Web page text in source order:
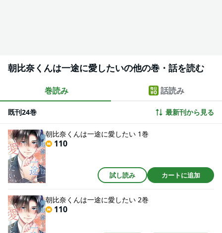
朝比奈くんは一途に愛したいの他の巻・話を読む
巻読み 話読み
既刊24巻 最新刊から見る
朝比奈くんは一途に愛したい 1巻
110
試し読み カートに追加
朝比奈くんは一途に愛したい 2巻
110